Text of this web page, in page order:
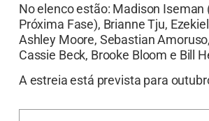
No elenco estão: Madison Iseman
Próxima Fase), Brianne Tju,
Ashley Moore, Sebastian
Cassie Beck, Brooke Bloom e Bill
A estreia está prevista para